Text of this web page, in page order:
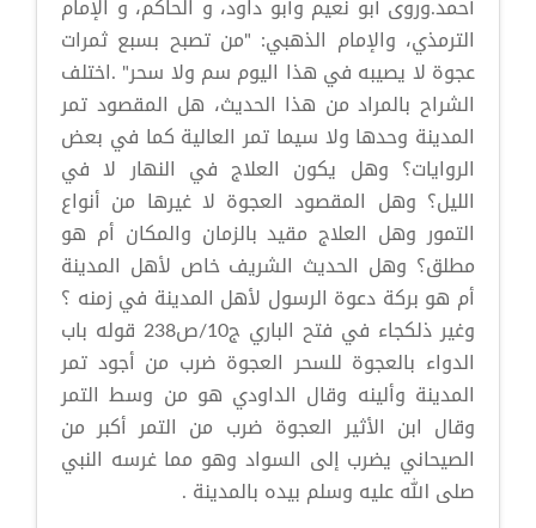
أحمد.وروى أبو نعيم وأبو داود، و الحاكم، و الإمام
الترمذي، والإمام الذهبي: "من تصبح بسبع ثمرات
عجوة لا يصيبه في هذا اليوم سم ولا سحر" .اختلف
الشراح بالمراد من هذا الحديث، هل المقصود تمر
المدينة وحدها ولا سيما تمر العالية كما في بعض
الروايات؟ وهل يكون العلاج في النهار لا في
الليل؟ وهل المقصود العجوة لا غيرها من أنواع
التمور وهل العلاج مقيد بالزمان والمكان أم هو
مطلق؟ وهل الحديث الشريف خاص لأهل المدينة
أم هو بركة دعوة الرسول لأهل المدينة في زمنه ؟
وغير ذلكجاء في فتح الباري ج10/ص238 قوله باب
الدواء بالعجوة للسحر العجوة ضرب من أجود تمر
المدينة وألينه وقال الداودي هو من وسط التمر
وقال ابن الأثير العجوة ضرب من التمر أكبر من
الصيحاني يضرب إلى السواد وهو مما غرسه النبي
صلى الله عليه وسلم بيده بالمدينة .